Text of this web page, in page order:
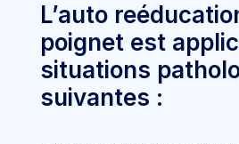
L’auto
poignet est
situations
suivantes :